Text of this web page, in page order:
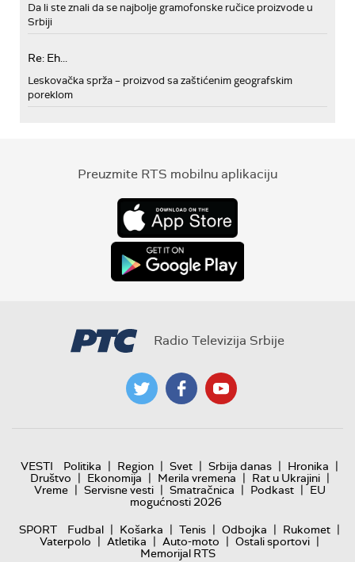
Da li ste znali da se najbolje gramofonske ručice proizvode u
Srbiji
Re: Eh...
Leskovačka sprža – proizvod sa zaštićenim geografskim
poreklom
Preuzmite RTS mobilnu aplikaciju
Radio Televizija Srbije
VESTI Politika | Region | Svet | Srbija danas | Hronika |
Društvo | Ekonomija | Merila vremena | Rat u Ukrajini |
Vreme | Servisne vesti | Smatračnica | Podkast | EU
mogućnosti 2026
SPORT
Fudbal | Košarka | Tenis | Odbojka | Rukomet |
Vaterpolo | Atletika | Auto-moto | Ostali sportovi |
Memorijal RTS